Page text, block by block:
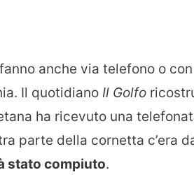
anche via telefono o
Il quotidiano Il Golfo
ha ricevuto una
parte della cornetta c’era
stato compiuto.